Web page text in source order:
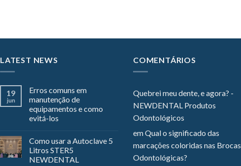
LATEST NEWS
19
jun
Erros comuns em
manutenção de
equipamentos e como
evitá-los
Como usar a Autoclave 5
Litros STER5
NEWDENTAL
COMENTÁRIOS
Quebrei meu dente, e agora? -
NEWDENTAL Produtos
Odontológicos
emQual o significado das
marcações coloridas nas Brocas
Odontológicas?